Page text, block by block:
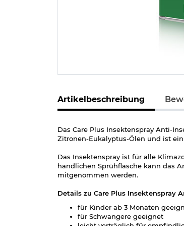
Artikelbeschreibung
Das Care Plus Insektenspray Anti-
Zitronen-Eukalyptus-Ölen und ist
Das Insektenspray ist für alle
handlichen Sprühflasche kann das
mitgenommen werden.
Details zu Care Plus Insektenspray
für Kinder ab 3 Monaten
für Schwangere geeignet
leicht verträglich für